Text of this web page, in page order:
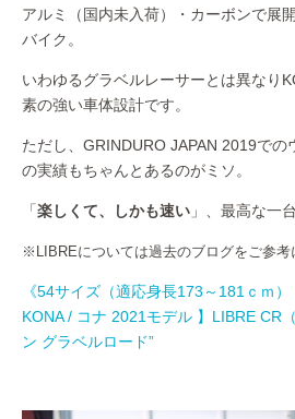
アルミ（国内未入荷）・カーボンで展
バイク。
いわゆるグラベルレーサーとは異なり
素の強い車体設計です。
ただし、GRINDURO JAPAN 2019での
の実績もちゃんとあるのがミソ。
「楽しくて、しかも速い 」、最高な一
※LIBREについては過去のブログをご参考
《54サイズ（適応身長173～181ｃｍ
KONA / コナ 2021モデル 】LIBRE CR
ン グラベルロード”